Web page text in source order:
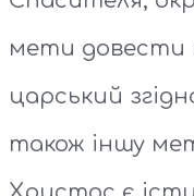
мети довести
царський
також іншу